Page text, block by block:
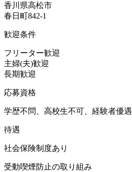
香川県高松市
春日町842-1
歓迎条件
フリーター歓迎
主婦(夫)歓迎
長期歓迎
応募資格
学歴不問、高校生不可、経験者優遇
待遇
社会保険制度あり
受動喫煙防止の取り組み